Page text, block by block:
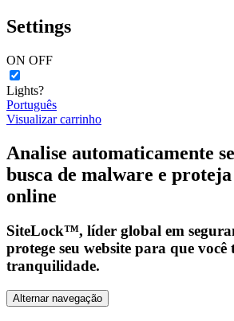
Settings
ON OFF
Lights?
Português
Visualizar carrinho
Analise automaticamente
busca de malware e
online
SiteLock™, líder global em
protege seu website para que você
tranquilidade.
Alternar navegação